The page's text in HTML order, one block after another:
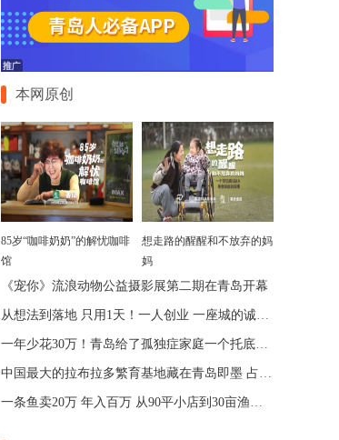
本网原创
85岁“咖啡奶奶”的解忧咖啡
馆
想走路的醒醒和不放弃的妈
妈
《宠你》流浪动物公益摄影展第二期在青岛开幕
从想法到落地 只用1天！一人创业 一座城的诚意 青岛让“一人公司”跑出加速度
一年少花30万！青岛给了孤独症家庭一个托底的答案
中国最大的拉布拉多繁育基地藏在青岛即墨 占地75亩年入七位数
一条鱼卖20万 年入百万 从90平小店到30亩渔场 青岛“锦鲤大王”带动乡邻增收